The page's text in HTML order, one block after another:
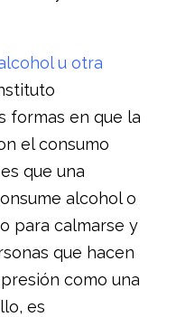
u otra
formas en que la
el consumo
que una
alcohol o
para calmarse y
que hacen
como una
es